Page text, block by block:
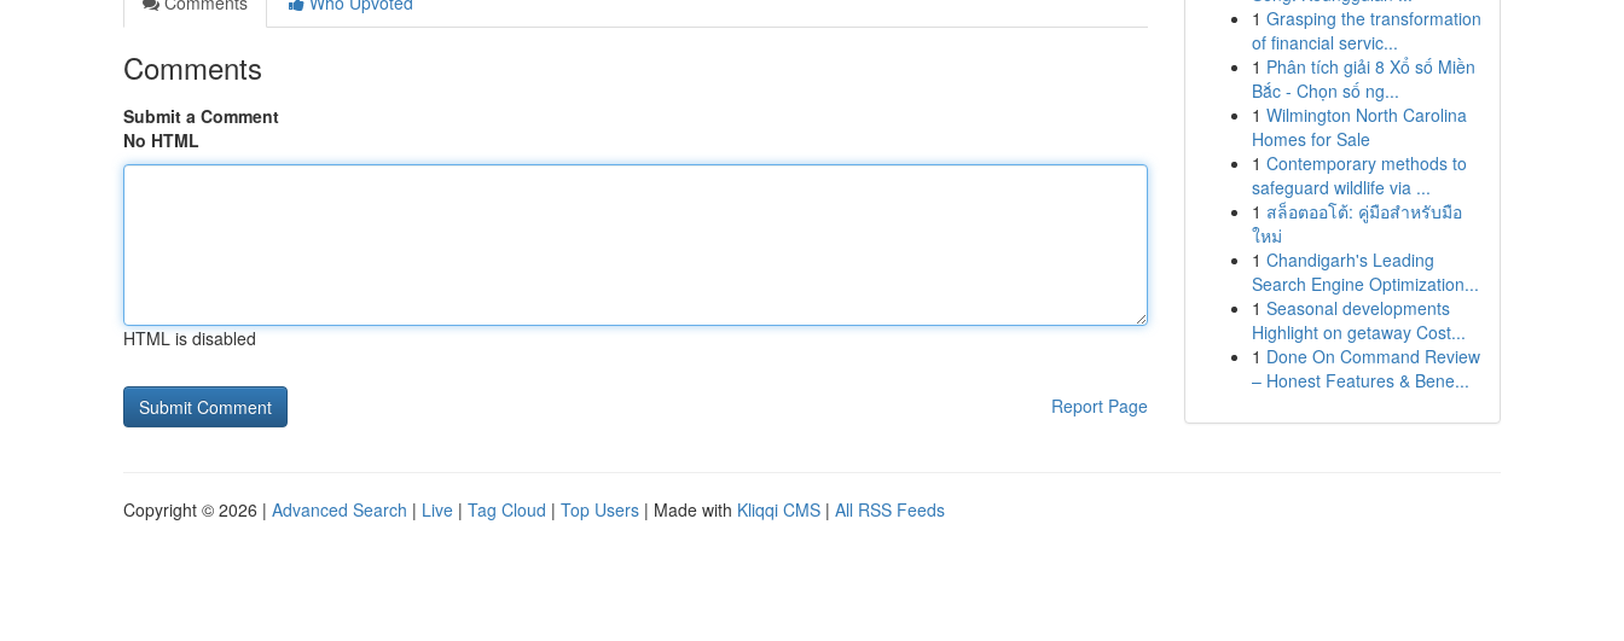
Comments
Submit a Comment
No HTML
HTML is disabled
Report Page
1 Grasping the transformation
of financial servic...
1 Phân tích giải 8 Xổ số Miền
Bắc - Chọn số ng...
1 Wilmington North Carolina
Homes for Sale
1 Contemporary methods to
safeguard wildlife via ...
1 สล็อตออโต้: คู่มือสำหรับมือ
ใหม่
1 Chandigarh's Leading
Search Engine Optimization...
1 Seasonal developments
Highlight on getaway Cost...
1 Done On Command Review
– Honest Features & Bene...
Copyright © 2026 | Advanced Search | Live | Tag Cloud | Top Users | Made with Kliqqi CMS | All RSS Feeds